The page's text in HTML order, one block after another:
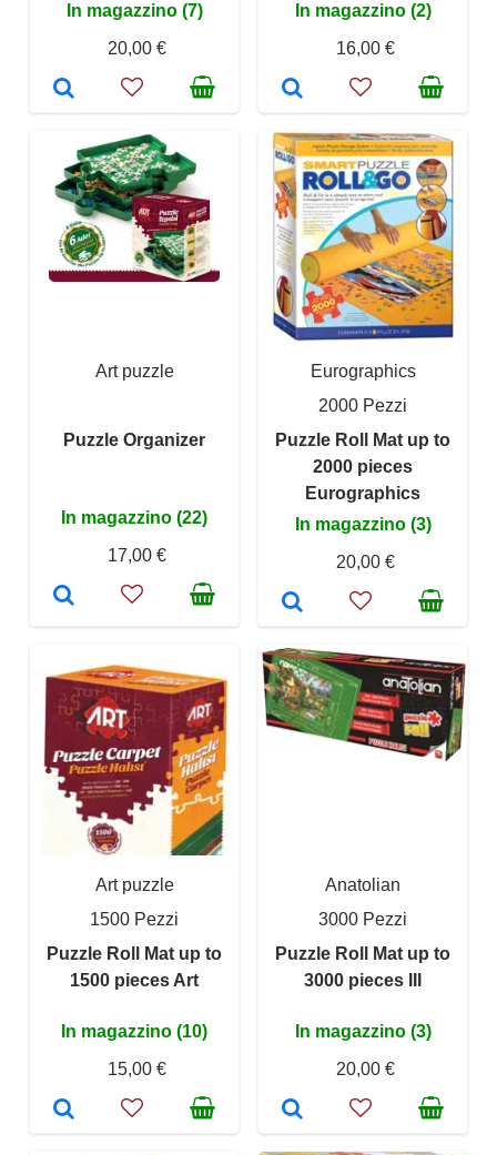
In magazzino (7)
20,00 €
In magazzino (2)
16,00 €
Art puzzle
Puzzle Organizer
In magazzino (22)
17,00 €
Eurographics
2000 Pezzi
Puzzle Roll Mat up to
2000 pieces
Eurographics
In magazzino (3)
20,00 €
Art puzzle
1500 Pezzi
Puzzle Roll Mat up to
1500 pieces Art
In magazzino (10)
15,00 €
Anatolian
3000 Pezzi
Puzzle Roll Mat up to
3000 pieces III
In magazzino (3)
20,00 €